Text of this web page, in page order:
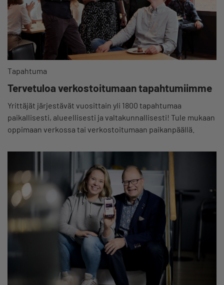
Tapahtuma
Tervetuloa verkostoitumaan tapahtumiimme
Yrittäjät järjestävät vuosittain yli 1800 tapahtumaa
paikallisesti, alueellisesti ja valtakunnallisesti! Tule mukaan
oppimaan verkossa tai verkostoitumaan paikanpäällä.